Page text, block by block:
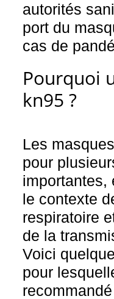
autorités
port du
cas de
Pourquoi
kn95 ?
Les
pour
importantes,
le contexte
respiratoire
de la
Voici
pour